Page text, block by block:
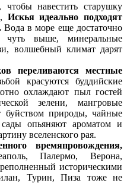
навестить старушку
Искьяидеально подходят
Вода в море еще достаточно
выше, минеральные
волшебный климат дарят
переливаются местные
красуются буддийские
охлаждают пыл гостей
зелени, мангровые
буйством природы, чайные
опьяняют ароматом и
вселенского рая.
времяпровождения,
Палермо, Верона,
историческими
Турин, Пиза тоже не